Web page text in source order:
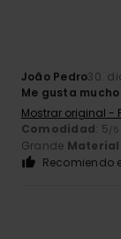
João Pedro30.
Me gusta mucho
Mostrar original -
Comodidad: 5/5
Grande Material
Recomiendo